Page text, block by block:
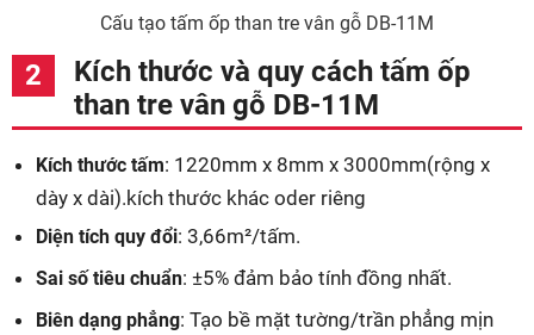
Cấu tạo tấm ốp than tre vân gỗ DB-11M
Kích thước và quy cách tấm ốp
than tre vân gỗ DB-11M
Kích thước tấm: 1220mm x 8mm x 3000mm(rộng x
dày x dài).kích thước khác oder riêng
Diện tích quy đổi: 3,66m²/tấm.
Sai số tiêu chuẩn: ±5% đảm bảo tính đồng nhất.
Biên dạng phẳng: Tạo bề mặt tường/trần phẳng mịn